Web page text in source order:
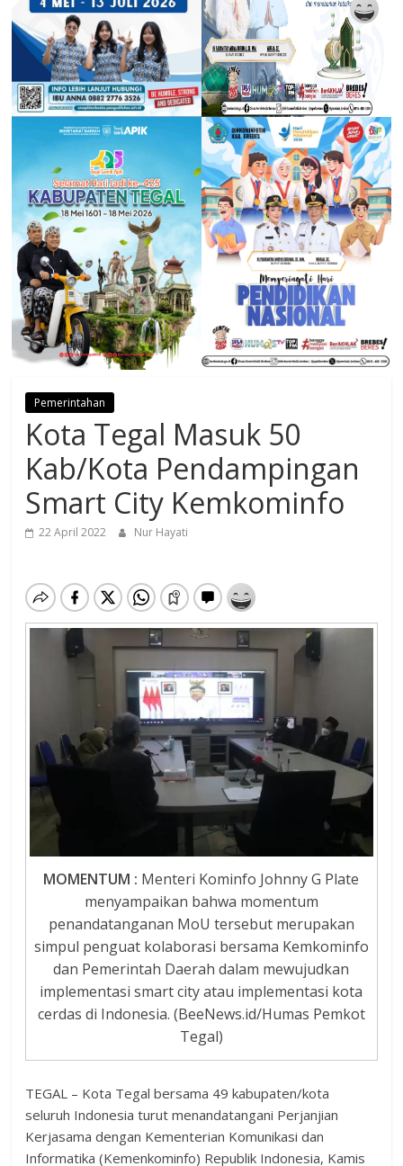
Pemerintahan
Kota Tegal Masuk 50
Kab/Kota Pendampingan
Smart City Kemkominfo
22 April 2022 Nur Hayati
MOMENTUM : Menteri Kominfo Johnny G Plate
menyampaikan bahwa momentum
penandatanganan MoU tersebut merupakan
simpul penguat kolaborasi bersama Kemkominfo
dan Pemerintah Daerah dalam mewujudkan
implementasi smart city atau implementasi kota
cerdas di Indonesia. (BeeNews.id/Humas Pemkot
Tegal)
TEGAL – Kota Tegal bersama 49 kabupaten/kota
seluruh Indonesia turut menandatangani Perjanjian
Kerjasama dengan Kementerian Komunikasi dan
Informatika (Kemenkominfo) Republik Indonesia, Kamis